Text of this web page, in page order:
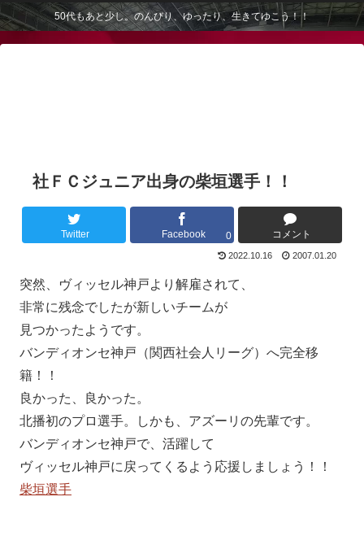
50代もあと少し。のんびり、ゆったり、生きてゆこう！！
社ＦＣジュニア出身の柴垣選手！！
Twitter Facebook 0 コメント
2022.10.16 2007.01.20
突然、ヴィッセル神戸より解雇されて、
非常に残念でしたが新しいチームが
見つかったようです。
バンディオンセ神戸（関西社会人リーグ）へ完全移
籍！！
良かった、良かった。
北播初のプロ選手。しかも、アズーリの先輩です。
バンディオンセ神戸で、活躍して
ヴィッセル神戸に戻ってくるよう応援しましょう！！
柴垣選手